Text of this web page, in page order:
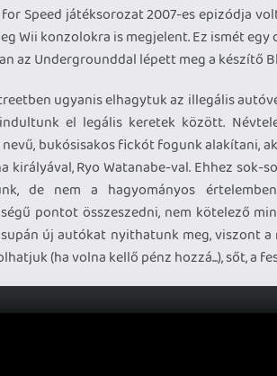
Speed játéksorozat 2007-es epizódja
Wii konzolokra is megjelent. Ez ismét
az Undergrounddal lépett meg a készítő
ugyanis elhagytuk az illegális
el legális keretek között.
nevű, bukósisakos fickót fogunk alakítani,
királyával, Ryo Watanabe-val. Ehhez sok-
de nem a hagyományos
pontot összeszedni, nem kötelező
új autókat nyithatunk meg, viszont
(ha volna kellő pénz hozzá...), sőt, a